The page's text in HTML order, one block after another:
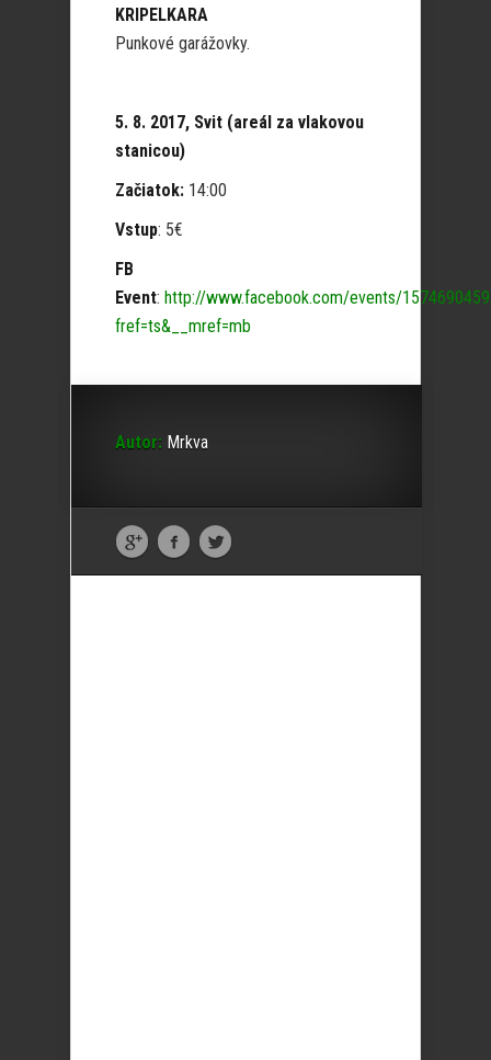
KRIPELKARA
Punkové garážovky.
5. 8. 2017, Svit (areál za vlakovou
stanicou)
Začiatok: 14:00
Vstup: 5€
FB
Event: http://www.facebook.com/events/
fref=ts&__mref=mb
Autor: Mrkva